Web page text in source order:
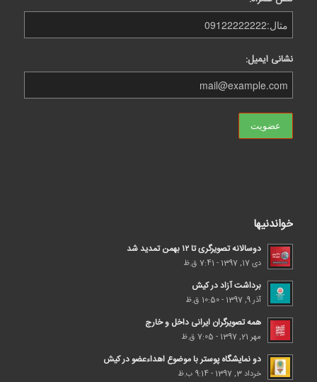
نشانی ایمیل:
خواندنیها
دوسالانه تصویرگری تا ۱۲ بهمن تمدید شد
دی 17, 1397 - 7:41 ق.ظ
برداشت آزاد در کیش
آذر 9, 1397 - 10:50 ق.ظ
همه تصویرگران ایرانی داخل و خارج
مهر 21, 1397 - 7:05 ق.ظ
دو نمایشگاه پوستر با موضوع اهداء‌عضو در کیش
خرداد 3, 1397 - 9:14 ب.ظ